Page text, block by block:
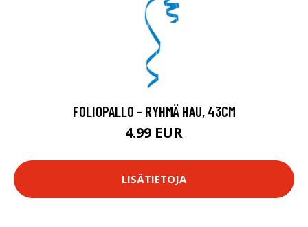
FOLIOPALLO - RYHMÄ HAU, 43CM
4.99 EUR
LISÄTIETOJA